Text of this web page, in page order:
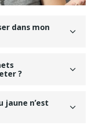
dans mon
?
jaune n’est